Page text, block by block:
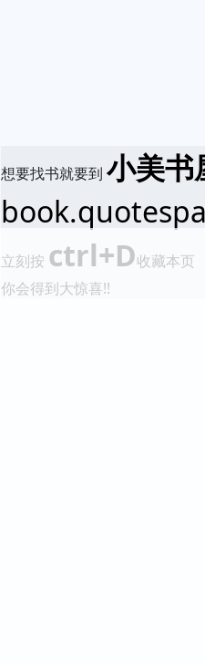
想要找书就要到小美书
立刻按 ctrl+D收藏本页
你会得到大惊喜!!